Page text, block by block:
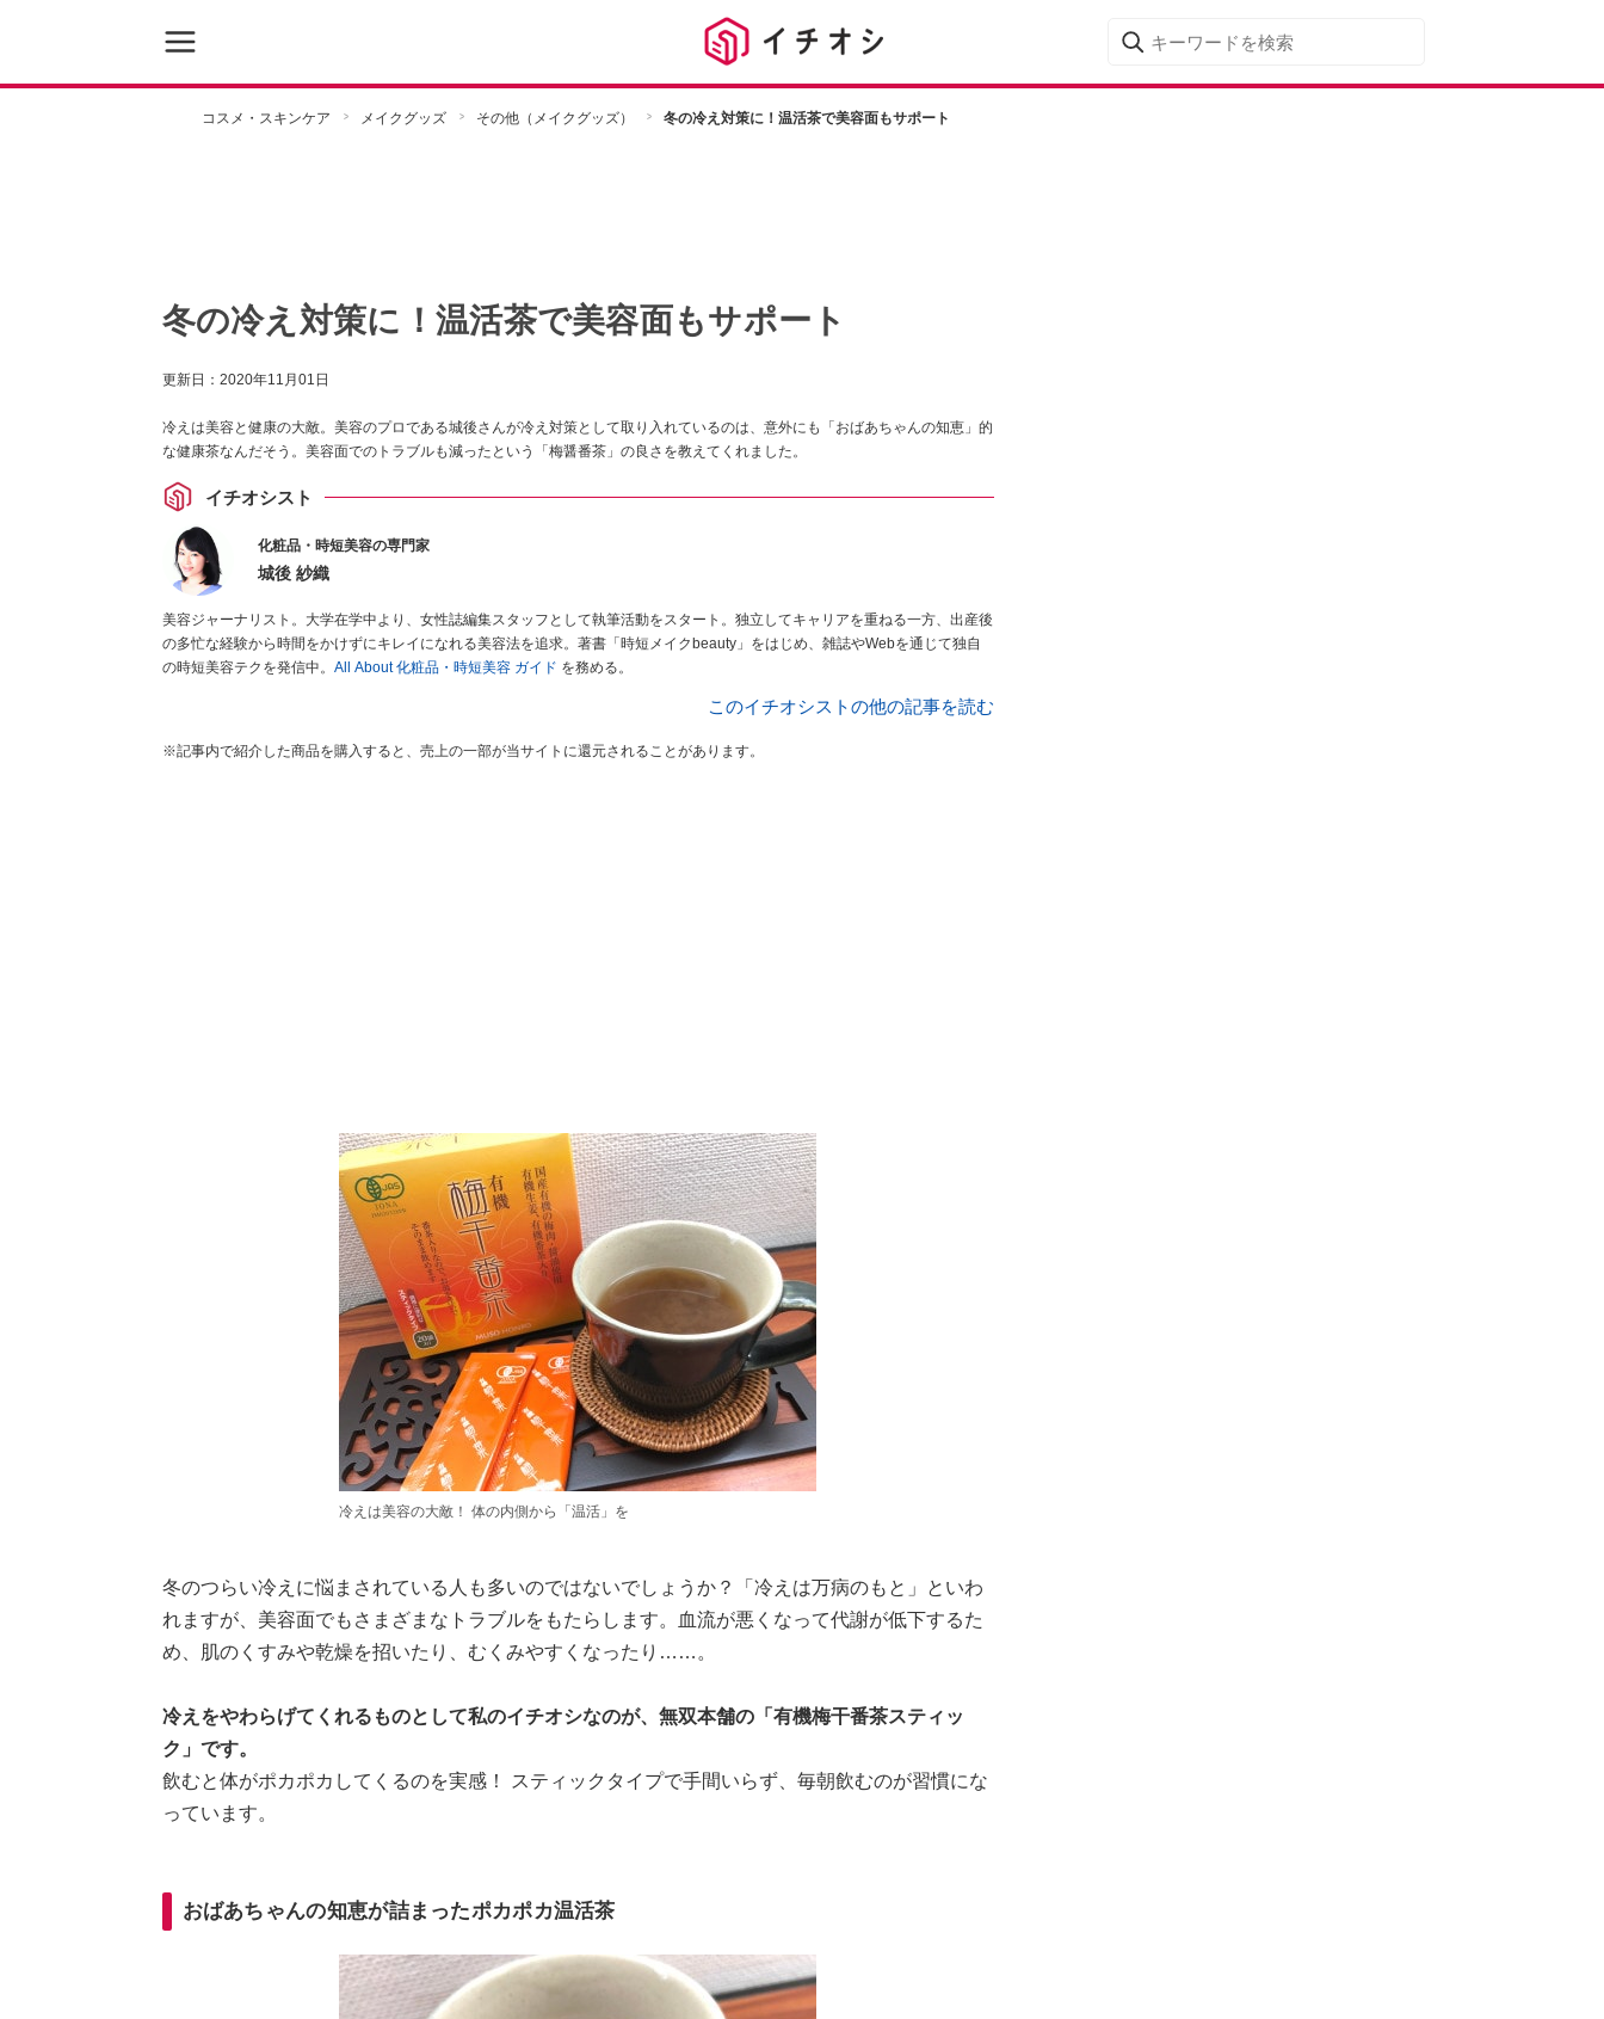
コスメ・スキンケア メイクグッズ その他（メイクグッズ） 冬の冷え対策に！温活茶で美容面もサポート
冬の冷え対策に！温活茶で美容面もサポート
更新日： 2020年11月01日
冷えは美容と健康の大敵。美容のプロである城後さんが冷え対策として取り入れているのは、意外にも「おばあちゃんの知恵」的
な健康茶なんだそう。美容面でのトラブルも減ったという「梅醤番茶」の良さを教えてくれました。
イチオシスト
化粧品・時短美容の専門家
城後 紗織
美容ジャーナリスト。大学在学中より、女性誌編集スタッフとして執筆活動をスタート。独立してキャリアを重ねる一方、出産後
の多忙な経験から時間をかけずにキレイになれる美容法を追求。著書「時短メイクbeauty」をはじめ、雑誌やWebを通じて独自
の時短美容テクを発信中。 All About 化粧品・時短美容 ガイド を務める。
このイチオシストの他の記事を読む
※記事内で紹介した商品を購入すると、売上の一部が当サイトに還元されることがあります。
冷えは美容の大敵！ 体の内側から「温活」を
冬のつらい冷えに悩まされている人も多いのではないでしょうか？「冷えは万病のもと」といわ
れますが、美容面でもさまざまなトラブルをもたらします。血流が悪くなって代謝が低下するた
め、肌のくすみや乾燥を招いたり、むくみやすくなったり……。
冷えをやわらげてくれるものとして私のイチオシなのが、無双本舗の「有機梅干番茶スティッ
ク」です。
飲むと体がポカポカしてくるのを実感！ スティックタイプで手間いらず、毎朝飲むのが習慣にな
っています。
おばあちゃんの知恵が詰まったポカポカ温活茶